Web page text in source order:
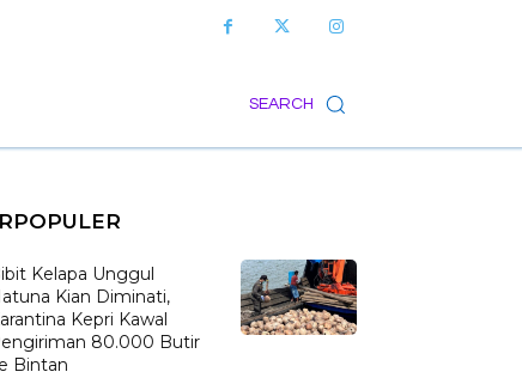
SEARCH
Kelapa Unggul
Kian Diminati,
Kepri Kawal
80.000 Butir
Bintan